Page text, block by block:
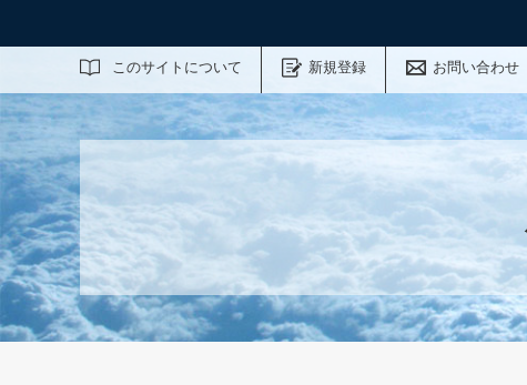
このサイトについて 新規登録 お問い合わせ
サイト内検索